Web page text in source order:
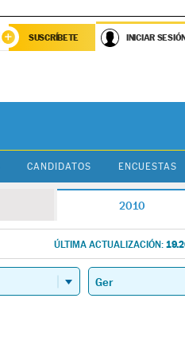
SUSCRÍBETE INICIAR
CANDIDATOS ENCUESTAS
2010
ÚLTIMA ACTUALIZACIÓN: